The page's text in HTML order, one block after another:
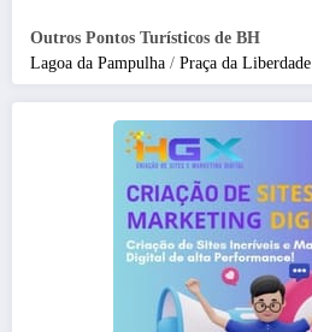
Outros Pontos Turísticos de BH
Lagoa da Pampulha / Praça da Liberdade